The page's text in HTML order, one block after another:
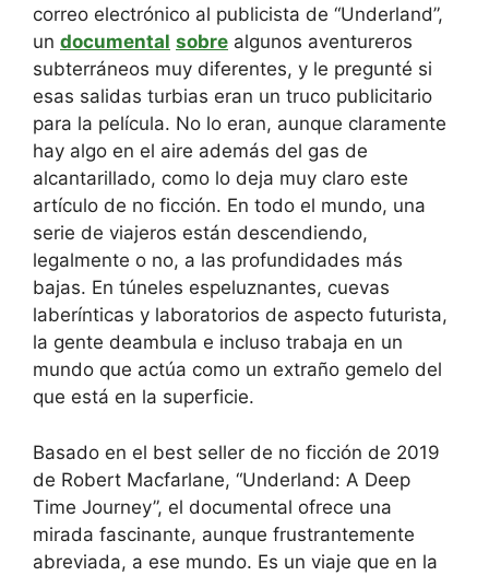
correo electrónico al publicista de “Underland”,
un documental sobre algunos aventureros
subterráneos muy diferentes, y le pregunté si
esas salidas turbias eran un truco publicitario
para la película. No lo eran, aunque claramente
hay algo en el aire además del gas de
alcantarillado, como lo deja muy claro este
artículo de no ficción. En todo el mundo, una
serie de viajeros están descendiendo,
legalmente o no, a las profundidades más
bajas. En túneles espeluznantes, cuevas
laberínticas y laboratorios de aspecto futurista,
la gente deambula e incluso trabaja en un
mundo que actúa como un extraño gemelo del
que está en la superficie.
Basado en el best seller de no ficción de 2019
de Robert Macfarlane, “Underland: A Deep
Time Journey”, el documental ofrece una
mirada fascinante, aunque frustrantemente
abreviada, a ese mundo. Es un viaje que en la